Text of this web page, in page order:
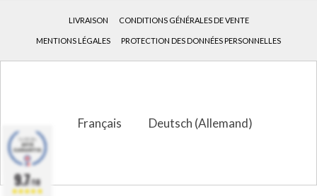
LIVRAISON CONDITIONS GÉNÉRALES DE VENTE
MENTIONS LÉGALES PROTECTION DES DONNÉES PERSONNELLES
Français Deutsch (Allemand)
9.7/10